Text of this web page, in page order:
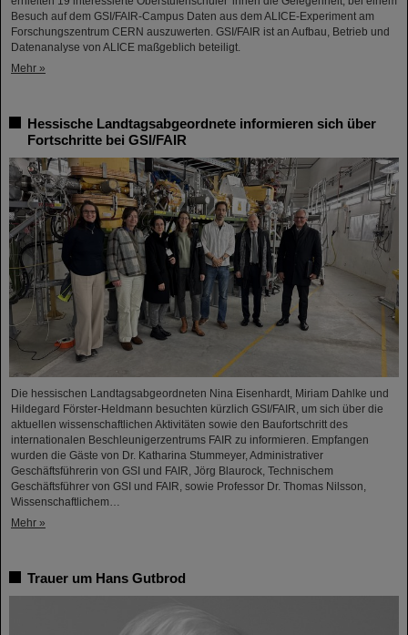
Besuch auf dem GSI/FAIR-Campus Daten aus dem ALICE-Experiment am
Forschungszentrum CERN auszuwerten. GSI/FAIR ist an Aufbau, Betrieb und
Datenanalyse von ALICE maßgeblich beteiligt.
Mehr »
Hessische Landtagsabgeordnete informieren sich über
Fortschritte bei GSI/FAIR
Die hessischen Landtagsabgeordneten Nina Eisenhardt, Miriam Dahlke und
Hildegard Förster-Heldmann besuchten kürzlich GSI/FAIR, um sich über die
aktuellen wissenschaftlichen Aktivitäten sowie den Baufortschritt des
internationalen Beschleunigerzentrums FAIR zu informieren. Empfangen
wurden die Gäste von Dr. Katharina Stummeyer, Administrativer
Geschäftsführerin von GSI und FAIR, Jörg Blaurock, Technischem
Geschäftsführer von GSI und FAIR, sowie Professor Dr. Thomas Nilsson,
Wissenschaftlichem…
Mehr »
Trauer um Hans Gutbrod